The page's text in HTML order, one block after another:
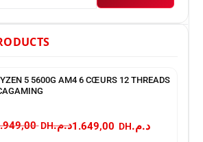
5 5600G AM4 6 CŒURS 12 THREADS
د.م. 1.949,00 د.م.